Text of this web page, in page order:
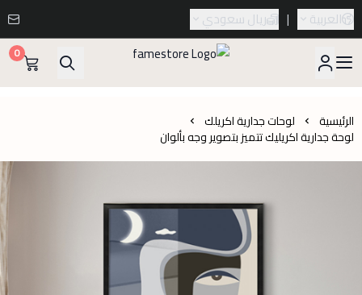
العربية | ريال سعودي
0
الرئيسية لوحات جدارية اكريلك
لوحة جدارية اكريليك تتميز بتصوير وجه بألوان